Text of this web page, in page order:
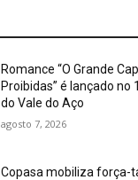
Romance “O Grande
Proibidas” é lançado no
do Vale do Aço
agosto 7, 2026
Copasa mobiliza força-